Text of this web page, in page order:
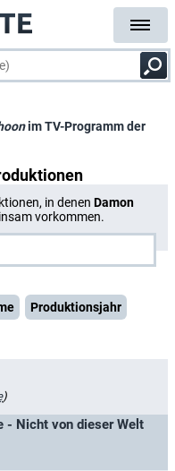
im TV-Programm der
in denen Damon
vorkommen.
Produktionsjahr
)
Nicht von dieser Welt